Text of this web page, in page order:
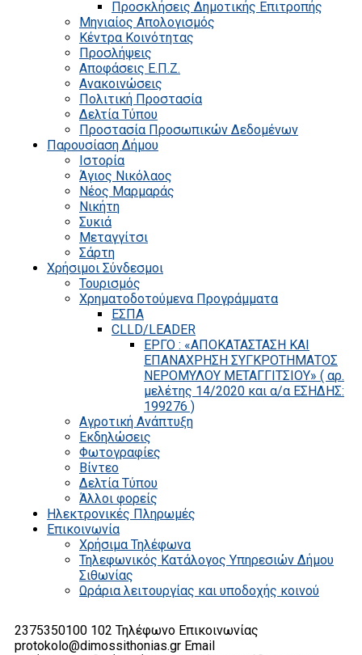
Προσκλήσεις Δημοτικής Επιτροπής
Μηνιαίος Απολογισμός
Κέντρα Κοινότητας
Προσλήψεις
Αποφάσεις Ε.Π.Ζ.
Ανακοινώσεις
Πολιτική Προστασία
Δελτία Τύπου
Προστασία Προσωπικών Δεδομένων
Παρουσίαση Δήμου
Ιστορία
Άγιος Νικόλαος
Νέος Μαρμαράς
Νικήτη
Συκιά
Μεταγγίτσι
Σάρτη
Χρήσιμοι Σύνδεσμοι
Τουρισμός
Χρηματοδοτούμενα Προγράμματα
ΕΣΠΑ
CLLD/LEADER
ΕΡΓΟ : «ΑΠΟΚΑΤΑΣΤΑΣΗ ΚΑΙ
ΕΠΑΝΑΧΡΗΣΗ ΣΥΓΚΡΟΤΗΜΑΤΟΣ
ΝΕΡΟΜΥΛΟΥ ΜΕΤΑΓΓΙΤΣΙΟΥ» ( αρ.
μελέτης 14/2020 και α/α ΕΣΗΔΗΣ:
199276 )
Αγροτική Ανάπτυξη
Εκδηλώσεις
Φωτογραφίες
Βίντεο
Δελτία Τύπου
Άλλοι φορείς
Ηλεκτρονικές Πληρωμές
Επικοινωνία
Χρήσιμα Τηλέφωνα
Τηλεφωνικός Κατάλογος Υπηρεσιών Δήμου
Σιθωνίας
Ωράρια λειτουργίας και υποδοχής κοινού
2375350100 102 Τηλέφωνο Επικοινωνίας
protokolo@dimossithonias.gr Email